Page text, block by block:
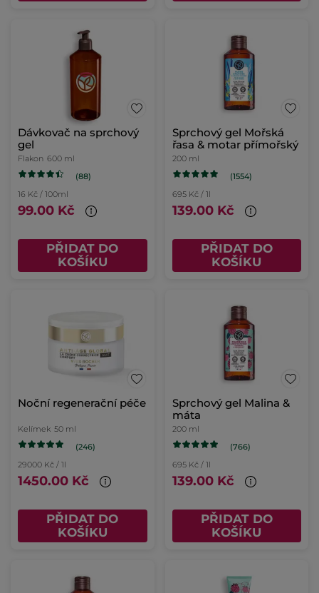
Dávkovač na sprchový
gel
Flakon 600 ml
(88)
16 Kč / 100ml
99.00 Kč
PŘIDAT DO
KOŠÍKU
Sprchový gel Mořská
řasa & motar přímořský
200 ml
(1554)
695 Kč / 1l
139.00 Kč
PŘIDAT DO
KOŠÍKU
Noční regenerační péče
Kelímek 50 ml
(246)
29000 Kč / 1l
1450.00 Kč
PŘIDAT DO
KOŠÍKU
Sprchový gel Malina &
máta
200 ml
(766)
695 Kč / 1l
139.00 Kč
PŘIDAT DO
KOŠÍKU